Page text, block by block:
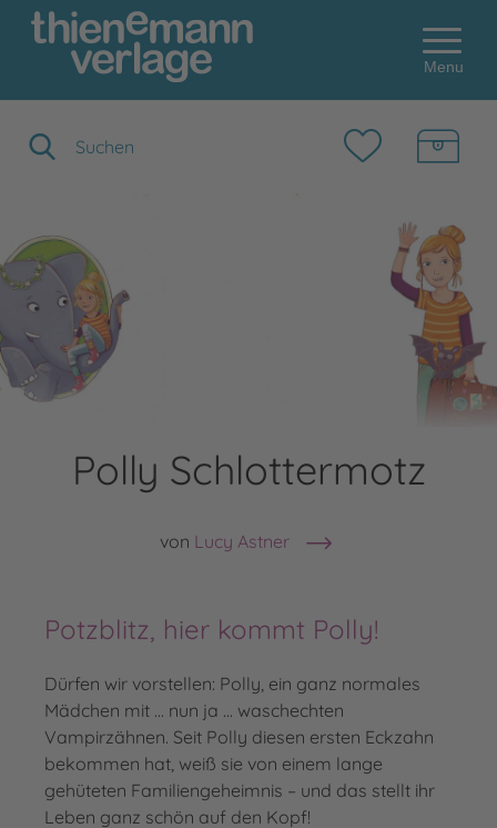
Menu
Polly Schlottermotz
von Lucy Astner
Potzblitz, hier kommt Polly!
Dürfen wir vorstellen: Polly, ein ganz normales
Mädchen mit ... nun ja ... waschechten
Vampirzähnen. Seit Polly diesen ersten Eckzahn
bekommen hat, weiß sie von einem lange
gehüteten Familiengeheimnis – und das stellt ihr
Leben ganz schön auf den Kopf!